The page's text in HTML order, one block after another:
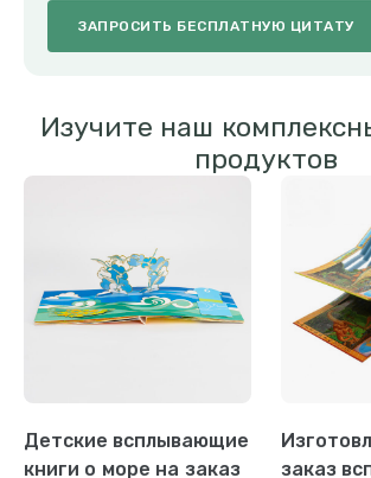
ЗАПРОСИТЬ БЕСПЛАТНУЮ ЦИТАТУ
Изучите наш
продуктов
Детские всплывающие
книги о море на заказ
заказ